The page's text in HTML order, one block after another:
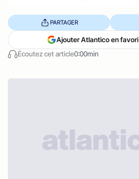
Écoutez cet article0:00min
PARTAGER
Ajouter Atlantico en favori